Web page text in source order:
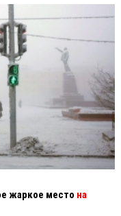
жаркое место на